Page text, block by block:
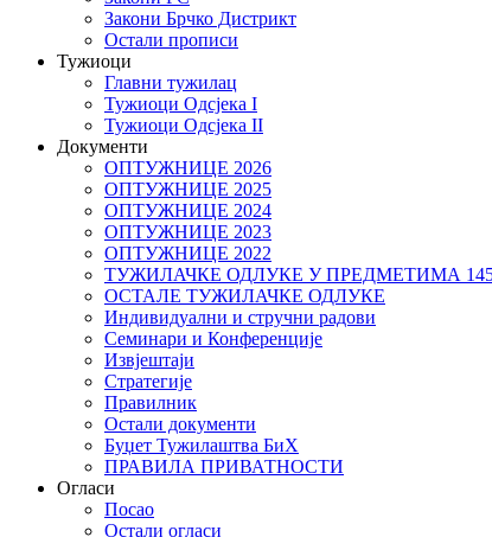
Закони Брчко Дистрикт
Остали прописи
Тужиоци
Главни тужилац
Тужиоци Oдсјекa I
Тужиоци Oдсјекa II
Документи
ОПТУЖНИЦЕ 2026
ОПТУЖНИЦЕ 2025
ОПТУЖНИЦЕ 2024
ОПТУЖНИЦЕ 2023
ОПТУЖНИЦЕ 2022
ТУЖИЛАЧКЕ ОДЛУКЕ У ПРЕДМЕТИМА
ОСТАЛЕ ТУЖИЛАЧКЕ ОДЛУКЕ
Индивидуални и стручни радови
Семинари и Конференције
Извјештаји
Стратегије
Правилник
Остали документи
Буџет Тужилаштва БиХ
ПРАВИЛА ПРИВАТНОСТИ
Огласи
Посао
Остали огласи